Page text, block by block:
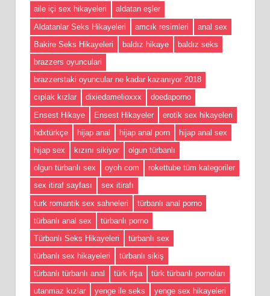
aile içi sex hikayeleri
aldatan eşler
Aldatanlar Seks Hikayeleri
amcık resimleri
anal sex
Bakire Seks Hikayeleri
baldız hikaye
baldız seks
brazzers oyunculari
brazzerstaki oyuncular ne kadar kazanıyor 2018
cıplak kızlar
dixiedamelioxxx
doedaporno
Ensest Hikaye
Ensest Hikayeler
erotik sex hikayeleri
hdxtürkçe
hijap anal hijap anal porn
hijap anal sex
hijap sex
kızını sikiyor
olgun türbanlı
olgun türbanlı sex
oyoh com
rokettube tüm kategoriler
sex itiraf sayfası
sex itirafı
turk romantik sex sahneleri
türbanlı anal porno
türbanlı anal sex
türbanlı porno
Türbanlı Seks Hikayeleri
türbanlı sex
türbanlı sex hikayeleri
türbanlı sikiş
türbanlı türbanlı anal
türk ifşa
türk türbanlı pornoları
utanmaz kızlar
yenge ile seks yenge sex hikayeleri